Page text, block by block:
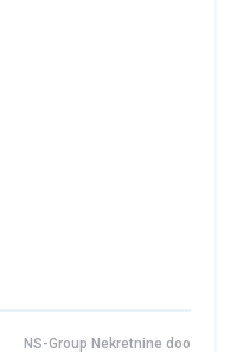
NS-Group Nekretnine doo